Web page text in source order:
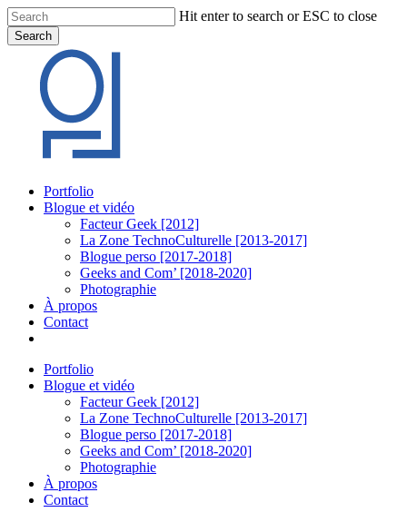
Skip
to
main
content
Hit enter to search or ESC to close
Search
Search
Menu
Portfolio
Blogue et vidéo
Facteur Geek [2012]
La Zone TechnoCulturelle [2013-2017]
Blogue perso [2017-2018]
Geeks and Com’ [2018-2020]
Photographie
À propos
Contact
Portfolio
Blogue et vidéo
Facteur Geek [2012]
La Zone TechnoCulturelle [2013-2017]
Blogue perso [2017-2018]
Geeks and Com’ [2018-2020]
Photographie
À propos
Contact